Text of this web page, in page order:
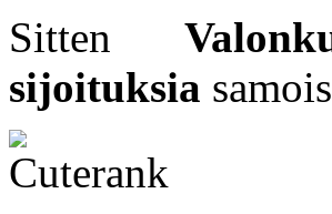
Sitten
sijoituksia